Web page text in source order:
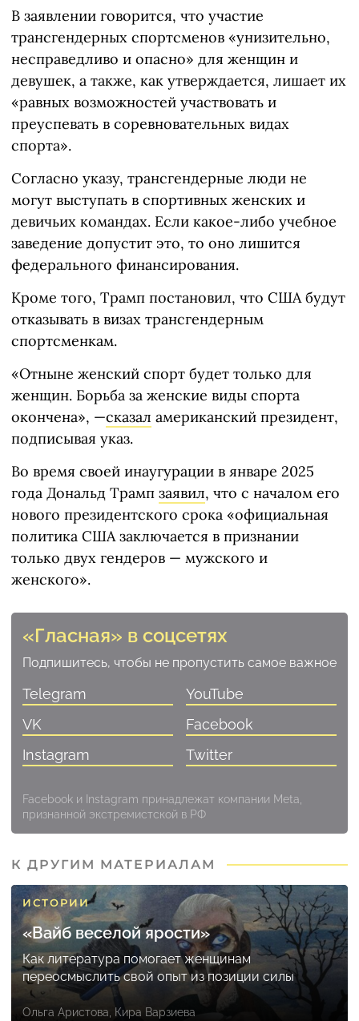
В заявлении говорится, что участие
трансгендерных спортсменов «унизительно,
несправедливо и опасно» для женщин и
девушек, а также, как утверждается, лишает их
«равных возможностей участвовать и
преуспевать в соревновательных видах
спорта».
Согласно указу, трансгендерные люди не
могут выступать в спортивных женских и
девичьих командах. Если какое-либо учебное
заведение допустит это, то оно лишится
федерального финансирования.
Кроме того, Трамп постановил, что США будут
отказывать в визах трансгендерным
спортсменкам.
«Отныне женский спорт будет только для
женщин. Борьба за женские виды спорта
окончена», —сказал американский президент,
подписывая указ.
Во время своей инаугурации в январе 2025
года Дональд Трамп заявил, что с началом его
нового президентского срока «официальная
политика США заключается в признании
только двух гендеров — мужского и
женского».
«Гласная» в соцсетях
Подпишитесь, чтобы не пропустить самое важное
Telegram
YouTube
VK
Facebook
Instagram
Twitter
Facebook и Instagram принадлежат компании Meta,
признанной экстремистской в РФ
К ДРУГИМ МАТЕРИАЛАМ
ИСТОРИИ
«Вайб веселой ярости»
Как литература помогает женщинам
переосмыслить свой опыт из позиции силы
Ольга Аристова Кира Варзиева